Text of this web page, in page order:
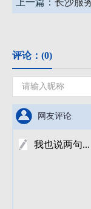
上一篇： 长沙服